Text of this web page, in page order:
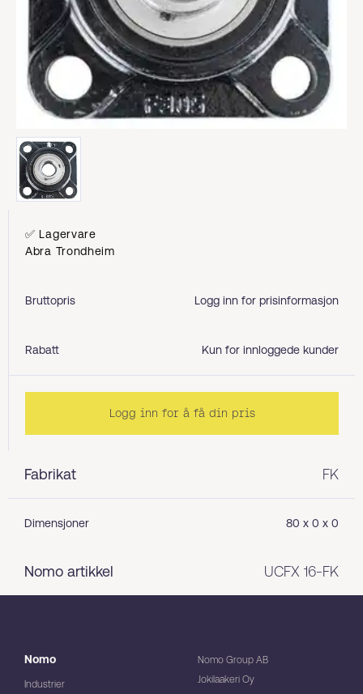
Fabrikat FK
Dimensjoner 80 x 0 x 0
Nomo artikkel UCFX 16-FK
✅ Lagervare
Abra Trondheim
Bruttopris Logg inn for prisinformasjon
Rabatt Kun for innloggede kunder
Logg inn for å få din pris
Nomo
Industrier
Nomo Group AB
Jokilaakeri Oy